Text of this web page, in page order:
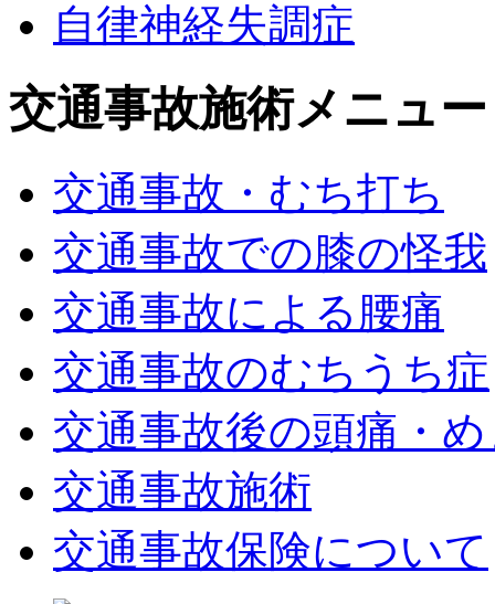
自律神経失調症
交通事故施術メニュー
交通事故・むち打ち
交通事故での膝の怪我
交通事故による腰痛
交通事故のむちうち症
交通事故後の頭痛・
交通事故施術
交通事故保険について